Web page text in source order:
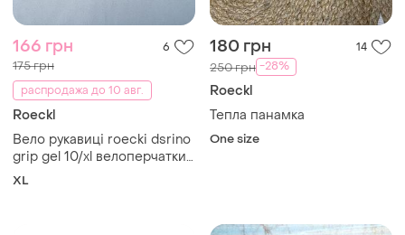
166 грн 6
175 грн
распродажа до 10 авг.
Roeckl
Вело рукавиці roecki dsrino
grip gel 10/xl велоперчатки
спортивні безпалі фітнес
XL
180 грн 14
250 грн -28%
Roeckl
Тепла панамка
One size